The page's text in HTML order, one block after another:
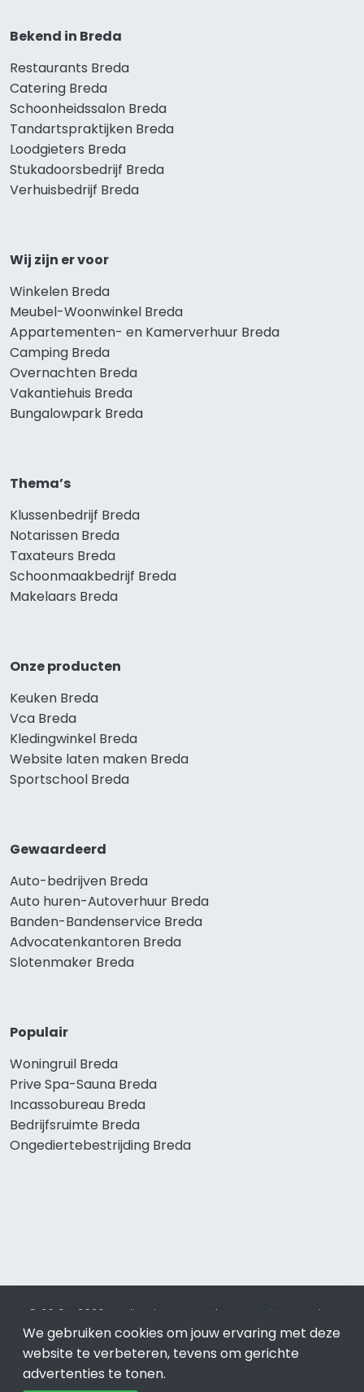
Bekend in Breda
Restaurants Breda
Catering Breda
Schoonheidssalon Breda
Tandartspraktijken Breda
Loodgieters Breda
Stukadoorsbedrijf Breda
Verhuisbedrijf Breda
Wij zijn er voor
Winkelen Breda
Meubel-Woonwinkel Breda
Appartementen- en Kamerverhuur Breda
Camping Breda
Overnachten Breda
Vakantiehuis Breda
Bungalowpark Breda
Thema’s
Klussenbedrijf Breda
Notarissen Breda
Taxateurs Breda
Schoonmaakbedrijf Breda
Makelaars Breda
Onze producten
Keuken Breda
Vca Breda
Kledingwinkel Breda
Website laten maken Breda
Sportschool Breda
Gewaardeerd
Auto-bedrijven Breda
Auto huren-Autoverhuur Breda
Banden-Bandenservice Breda
Advocatenkantoren Breda
Slotenmaker Breda
Populair
Woningruil Breda
Prive Spa-Sauna Breda
Incassobureau Breda
Bedrijfsruimte Breda
Ongediertebestrijding Breda
© 2019 - 2026 Realisatie en SEO door SEO-bureau
Lion
Internet. Betaal alleen voor bewezen resultaten?SEO
optimalisatie No Cure No Pay.Breda is onderdeel van Lion
Internet.
We gebruiken cookies om jouw ervaring met deze
website te verbeteren, tevens om gerichte
advertenties te tonen.